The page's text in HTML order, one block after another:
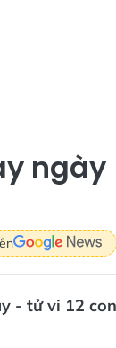
ngày
- tử vi 12 con